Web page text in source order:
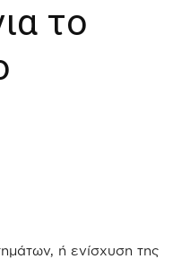
το
ή ενίσχυση της